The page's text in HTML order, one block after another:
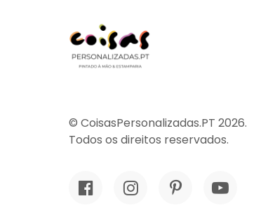
© CoisasPersonalizadas.PT 2026.
Todos os direitos reservados.